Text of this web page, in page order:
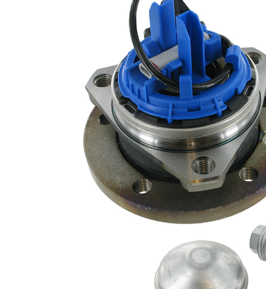
Termékinformáció
Érték
5
Peremátmérő
136 mm
Kiegészítő
cikk/kiegészítő
info 2
Integrált
ABS-
érzékelővel
A javasolt
célszerszám
cikkszáma
VKN 604
Alkatrészlista
Cikknév Cikkszám Mennyiség
csapágy
SKF01463 1
rögzítők SKF02487 1